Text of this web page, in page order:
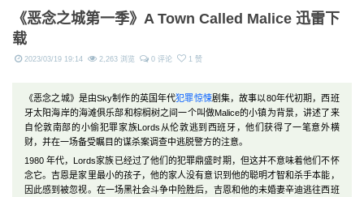
《恶念之城第一季》A Town Called Malice 迅雷下
载
2023/03/19 19:14 2,263 浏览 0 评论 1 赞
《恶念之城》是由Sky制作的英国年代犯罪惊悚剧集，故事以80年代初期，西班
牙太阳海岸的海滩俱乐部和棕榈树之间一个叫做Malice的小镇为背景，讲述了来
自伦敦南部的小偷犯罪家族Lords从伦敦逃到西班牙，他们获得了一笔意外横
财，并在一场备受瞩目的谋杀案调查中逃脱警方的注意。
1980 年代，Lords家族已经过了他们的犯罪鼎盛时期，但这并不意味着他们不怀
念它。吉恩是家里最小的孩子，他的家人没有意识到他的聪明才智和杀手本能，
因此感到被忽视。在一场黑社会斗争中险胜后，吉恩和他的未婚妻辛迪逃往西班